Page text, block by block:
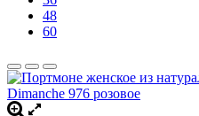
48
60